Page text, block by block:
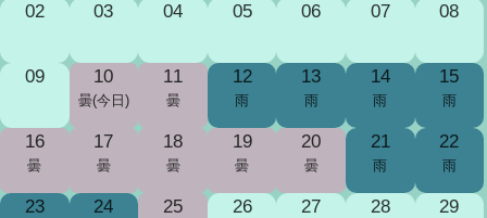
02 03 04 05 06 07 08
09 10
曇(今日)
11
曇
12
雨
13
雨
14
雨
15
雨
16
曇
17
曇
18
曇
19
曇
20
曇
21
雨
22
雨
23 24 25 26 27 28 29